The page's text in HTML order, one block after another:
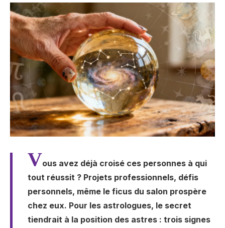
Vous avez déjà croisé ces personnes à qui
tout réussit ? Projets professionnels, défis
personnels, même le ficus du salon prospère
chez eux. Pour les astrologues, le secret
tiendrait à la position des astres : trois signes